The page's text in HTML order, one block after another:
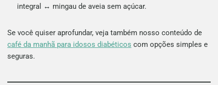
integral ↔ mingau de aveia sem açúcar.
Se você quiser aprofundar, veja também nosso conteúdo de
café da manhã para idosos diabéticos com opções simples e
seguras.